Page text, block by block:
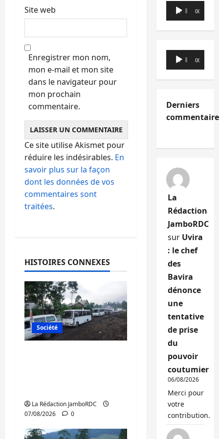
Site web
Enregistrer mon nom,
mon e-mail et mon site
dans le navigateur pour
mon prochain
commentaire.
Ce site utilise Akismet pour
réduire les indésirables. En
savoir plus sur la façon
dont les données de vos
commentaires sont
traitées.
HISTOIRES CONNEXES
Société
La Rédaction JamboRDC
07/08/2026
0
Lecteur
audio
00:00 00:00
Lecteur
audio
00:00 00:00
Derniers
La
Rédaction
JamboRDC
sur Uvira
: le chef
des
Bavira
dénonce
une
tentative
de prise
du
pouvoir
coutumier
06/08/2026
Merci pour
votre
contribution.